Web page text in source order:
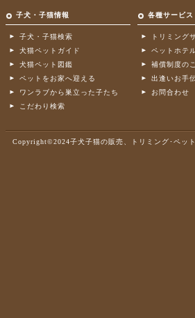
子犬・子猫情報 各種サービス
子犬・子猫検索
犬猫ペットガイド
犬猫ペット図鑑
ペットをお家へ迎える
ワンラブから巣立った子たち
こだわり検索
トリミング
ペットホテ
補償制度の
出逢いお手
お問合わせ
Copyright©2024子犬子猫の販売、トリミング･ペッ